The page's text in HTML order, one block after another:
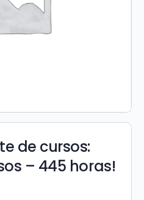
de cursos:
– 445 horas!